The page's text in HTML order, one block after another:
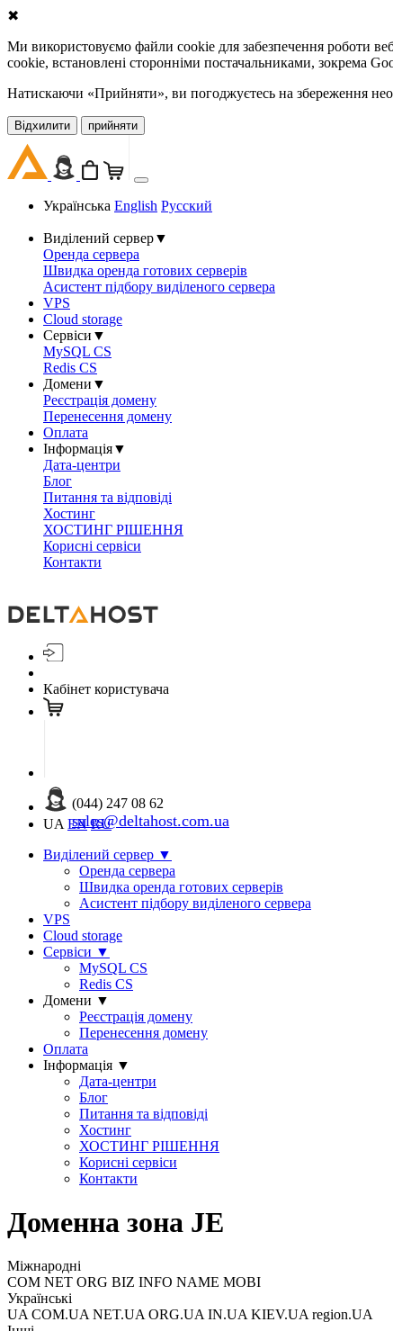
✖
Ми використовуємо файли cookie для забезпечення роботи
cookie, встановлені сторонніми постачальниками, зокрема
Натискаючи «Прийняти», ви погоджуєтесь на збереження
Відхилити прийняти
Українська English Русский
Виділений сервер▼
Оренда сервера
Швидка оренда готових серверів
Асистент підбору виділеного сервера
VPS
Cloud storage
Сервіси ▼
MySQL CS
Redis CS
Домени ▼
Реєстрація домену
Перенесення домену
Оплата
Інформація▼
Дата-центри
Блог
Питання та відповіді
Хостинг
ХОСТИНГ РІШЕННЯ
Корисні сервіси
Контакти
Кабінет користувача
(044) 247 08 62
sales@deltahost.com.ua
UA EN RU
Виділений сервер ▼
Оренда сервера
Швидка оренда готових серверів
Асистент підбору виділеного сервера
VPS
Cloud storage
Сервіси ▼
MySQL CS
Redis CS
Домени ▼
Реєстрація домену
Перенесення домену
Оплата
Інформація ▼
Дата-центри
Блог
Питання та відповіді
Хостинг
ХОСТИНГ РІШЕННЯ
Корисні сервіси
Контакти
Доменна зона JE
Міжнародні
COM NET ORG BIZ INFO NAME MOBI
Українські
UA COM.UA NET.UA ORG.UA IN.UA KIEV.UA region.UA